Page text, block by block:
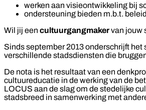
werken aan visieontwikkeling bij
ondersteuning bieden m.b.t.
Wil jij een cultuurgangmakervan jouw
Sinds september 2013 onderschrijft
verschillende stadsdiensten die
De nota is het resultaat van een
cultuureducatie in de werking van de
LOCUS aan de slag om de stedelijke
stadsbreed in samenwerking met